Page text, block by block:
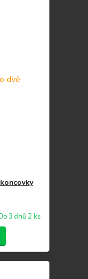
3 dnů 2 ks